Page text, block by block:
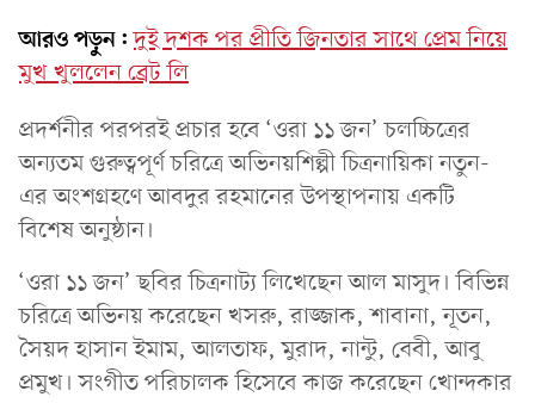
আরও পড়ুন: দুই দশক পর প্রীতি জিনতার সাথে প্রেম নিয়ে
মুখ খুললেন ব্রেট লি
প্রদর্শনীর পরপরই প্রচার হবে ‘ওরা ১১ জন’ চলচ্চিত্রের
অন্যতম গুরুত্বপূর্ণ চরিত্রে অভিনয়শিল্পী চিত্রনায়িকা নতুন-
এর অংশগ্রহণে আবদুর রহমানের উপস্থাপনায় একটি
বিশেষ অনুষ্ঠান।
‘ওরা ১১ জন’ ছবির চিত্রনাট্য লিখেছেন আল মাসুদ। বিভিন্ন
চরিত্রে অভিনয় করেছেন খসরু, রাজ্জাক, শাবানা, নূতন,
সৈয়দ হাসান ইমাম, আলতাফ, মুরাদ, নান্টু, বেবী, আবু
প্রমুখ। সংগীত পরিচালক হিসেবে কাজ করেছেন খোন্দকার